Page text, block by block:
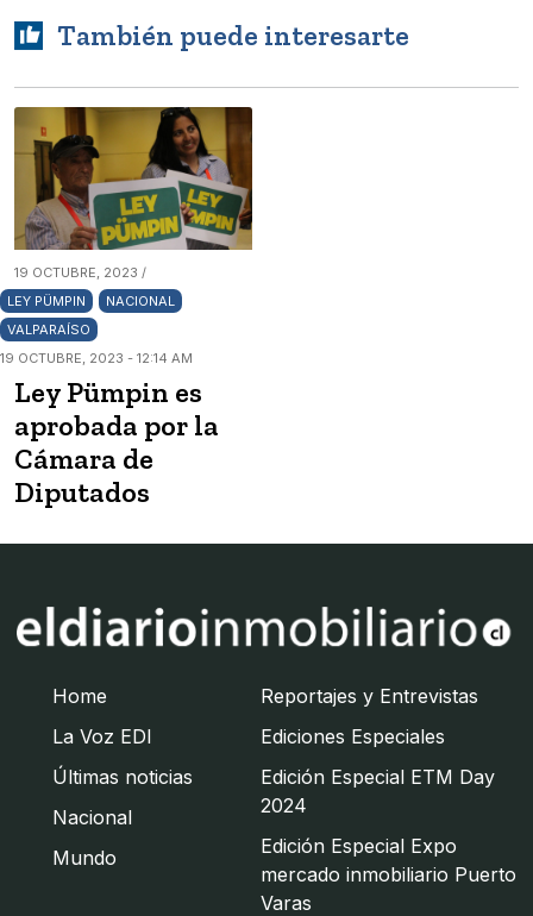
También puede interesarte
19 OCTUBRE, 2023 /
LEY PÜMPIN
NACIONAL
VALPARAÍSO
19 OCTUBRE, 2023 - 12:14 AM
Ley Pümpin es
aprobada por la
Cámara de
Diputados
Home
La Voz EDI
Últimas noticias
Nacional
Mundo
Reportajes y Entrevistas
Ediciones Especiales
Edición Especial ETM Day
2024
Edición Especial Expo
mercado inmobiliario Puerto
Varas